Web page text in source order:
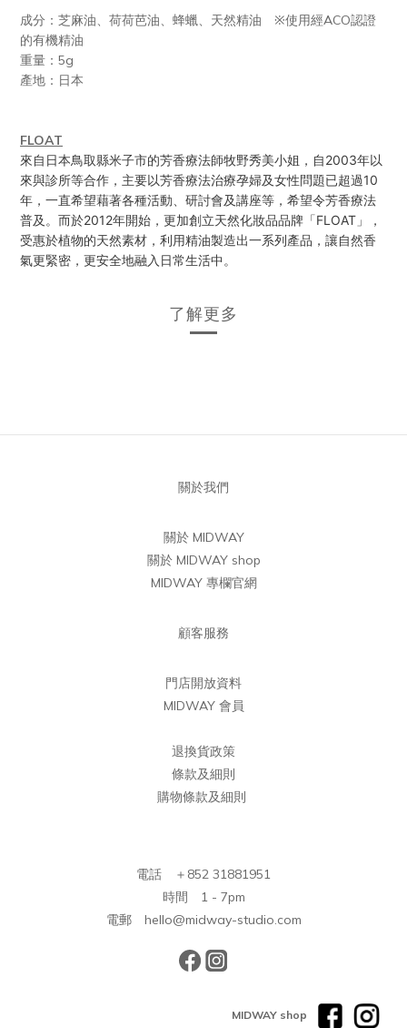
成分： 芝麻油、 荷荷芭油、蜂蠟、天然精油 ※使用經ACO認證
的有機精油
重量：5g
產地：日本
FLOAT
來自日本鳥取縣米子市的芳香療法師牧野秀美小姐，自2003年以
來與診所等合作，主要以芳香療法治療孕婦及女性問題已超過10
年，一直希望藉著各種活動、研討會及講座等，希望令芳香療法
普及。而於2012年開始，更加創立天然化妝品品牌「FLOAT」，
受惠於植物的天然素材，利用精油製造出一系列產品，讓自然香
氣更緊密，更安全地融入日常生活中。
了解更多
關於我們
關於 MIDWAY
關於 MIDWAY shop
MIDWAY 專欄官網
顧客服務
門店開放資料
MIDWAY 會員
退換貨政策
條款及細則
購物條款及細則
電話 ＋852 31881951
時間 1 - 7pm
電郵 hello@midway-studio.com
MIDWAY shop